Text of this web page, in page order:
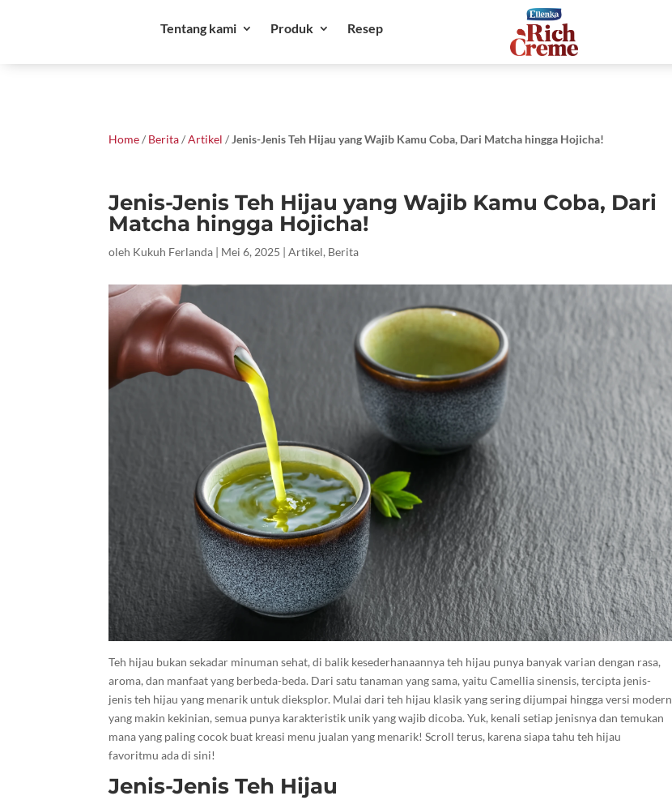
Tentang kami Produk Resep
Home/ Berita/Artikel / Jenis-Jenis Teh Hijau yang Wajib Kamu Coba, Dari Matcha hingga Hojicha!
Jenis-Jenis Teh Hijau yang Wajib Kamu Coba, Dari
Matcha hingga Hojicha!
oleh Kukuh Ferlanda | Mei 6, 2025 |Artikel, Berita
Teh hijau bukan sekadar minuman sehat, di balik kesederhanaannya teh hijau punya banyak varian dengan rasa,
aroma, dan manfaat yang berbeda-beda. Dari satu tanaman yang sama, yaitu Camellia sinensis, tercipta jenis-
jenis teh hijau yang menarik untuk dieksplor. Mulai dari teh hijau klasik yang sering dijumpai hingga versi modern
yang makin kekinian, semua punya karakteristik unik yang wajib dicoba. Yuk, kenali setiap jenisnya dan temukan
mana yang paling cocok buat kreasi menu jualan yang menarik! Scroll terus, karena siapa tahu teh hijau
favoritmu ada di sini!
Jenis-Jenis Teh Hijau